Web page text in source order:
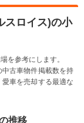
スロイス)の小
を参考にします。
古車物件掲載数を持
車を売却する最適な
推移